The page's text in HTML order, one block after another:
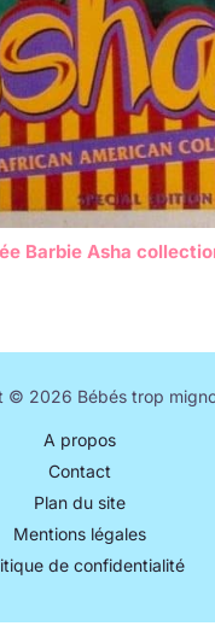
Barbie Asha
© 2026 Bébés trop
A propos
Contact
Plan du site
Mentions légales
de confidentialité